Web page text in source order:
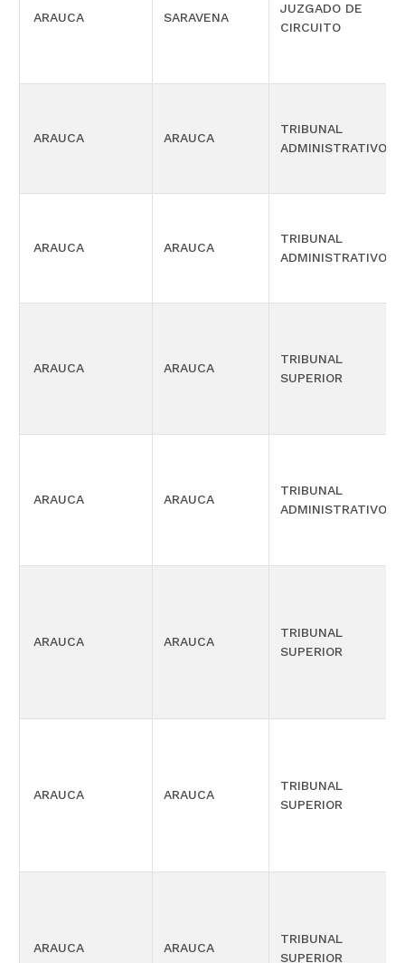
ARAUCA SARAVENA
JUZGADO DE
CIRCUITO
ARAUCA ARAUCA
TRIBUNAL
ADMINISTRATIVO
ARAUCA ARAUCA
TRIBUNAL
ADMINISTRATIVO
ARAUCA ARAUCA
TRIBUNAL
SUPERIOR
ARAUCA ARAUCA
TRIBUNAL
ADMINISTRATIVO
ARAUCA ARAUCA
TRIBUNAL
SUPERIOR
ARAUCA ARAUCA
TRIBUNAL
SUPERIOR
ARAUCA ARAUCA
TRIBUNAL
SUPERIOR